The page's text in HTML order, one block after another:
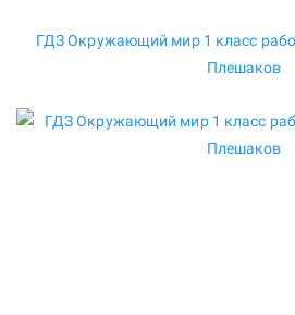
ГДЗ Окружающий мир 1 класс
Плешаков